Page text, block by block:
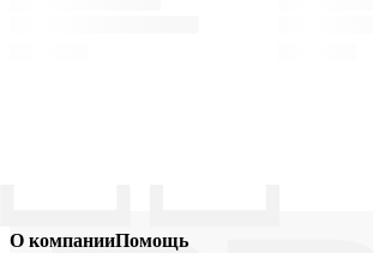
О компанииПомощь